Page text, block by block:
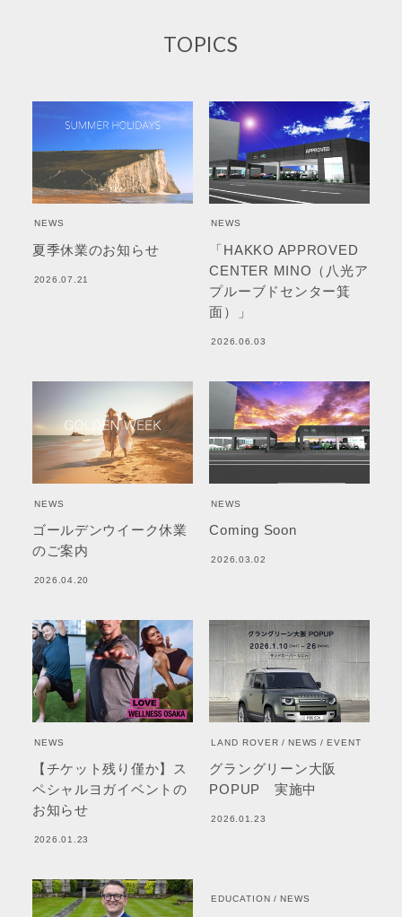
TOPICS
NEWS
夏季休業のお知らせ
2026.07.21
NEWS
「HAKKO APPROVED
CENTER MINO（八光ア
プルーブドセンター箕
面）」
2026.06.03
NEWS
ゴールデンウイーク休業
のご案内
2026.04.20
NEWS
Coming Soon
2026.03.02
NEWS
【チケット残り僅か】ス
ペシャルヨガイベントの
お知らせ
2026.01.23
LAND ROVER NEWS EVENT
グラングリーン大阪
POPUP 実施中
2026.01.23
EDUCATION NEWS